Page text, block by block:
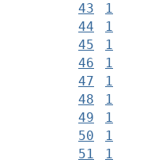
43
1
44
1
45
1
46
1
47
1
48
1
49
1
50
1
51
1